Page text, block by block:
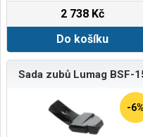
propadává ze zásobníku, který
pojme až 9 kg.
2 738 Kč
Do košíku
Sada zubů Lumag BSF-
-6%